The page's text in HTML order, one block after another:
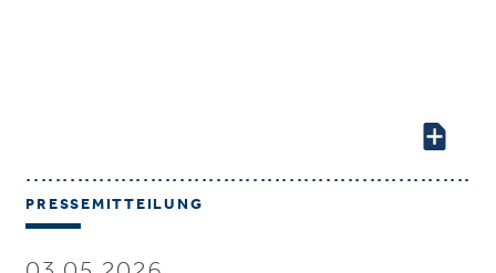
PRESSEMITTEILUNG